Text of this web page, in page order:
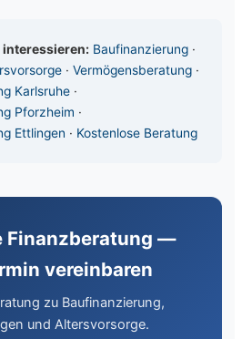
interessieren: Baufinanzierung ·
·Vermögensberatung ·
Karlsruhe ·
Pforzheim ·
Ettlingen · Kostenlose Beratung
Finanzberatung —
vereinbaren
zu Baufinanzierung,
und Altersvorsorge.